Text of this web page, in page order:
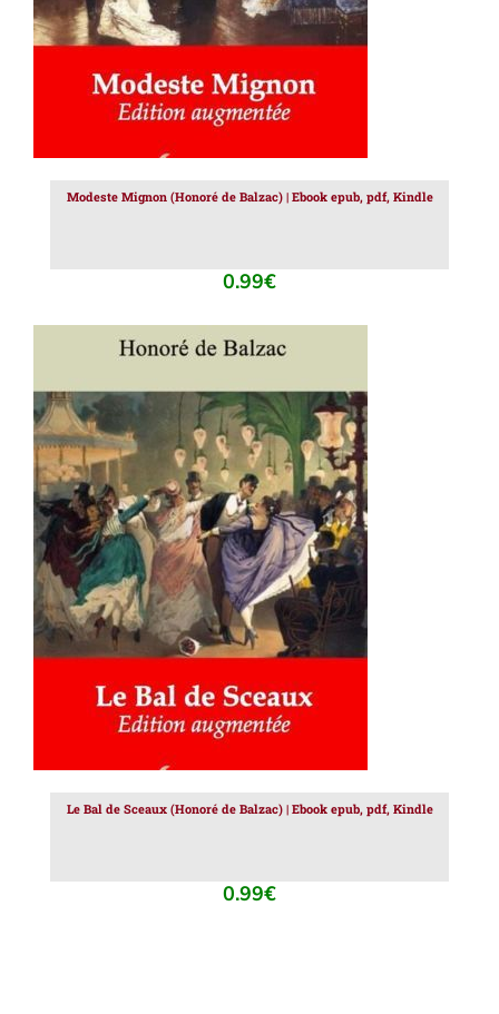
Modeste Mignon (Honoré de Balzac) | Ebook epub, pdf, Kindle
0.99€
AJOUTER AU PANIER / DÉTAILS
Le Bal de Sceaux (Honoré de Balzac) | Ebook epub, pdf, Kindle
0.99€